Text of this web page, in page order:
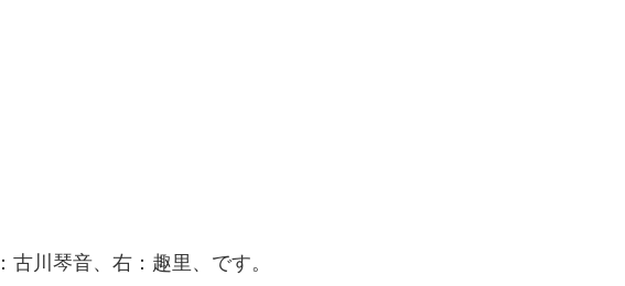
川琴音、右：趣里、です。